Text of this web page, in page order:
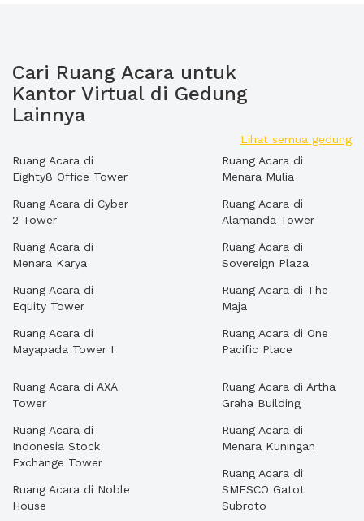
Cari Ruang Acara untuk
Kantor Virtual di Gedung
Lainnya
Lihat semua gedung
Ruang Acara di
Eighty8 Office Tower
Ruang Acara di Cyber
2 Tower
Ruang Acara di
Menara Karya
Ruang Acara di
Equity Tower
Ruang Acara di
Mayapada Tower I
Ruang Acara di
Menara Mulia
Ruang Acara di
Alamanda Tower
Ruang Acara di
Sovereign Plaza
Ruang Acara di The
Maja
Ruang Acara di One
Pacific Place
Ruang Acara di AXA
Tower
Ruang Acara di
Indonesia Stock
Exchange Tower
Ruang Acara di Noble
House
Ruang Acara di Artha
Graha Building
Ruang Acara di
Menara Kuningan
Ruang Acara di
SMESCO Gatot
Subroto